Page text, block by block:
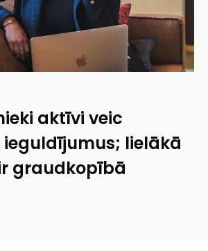
aktīvi veic
lielākā
graudkopībā